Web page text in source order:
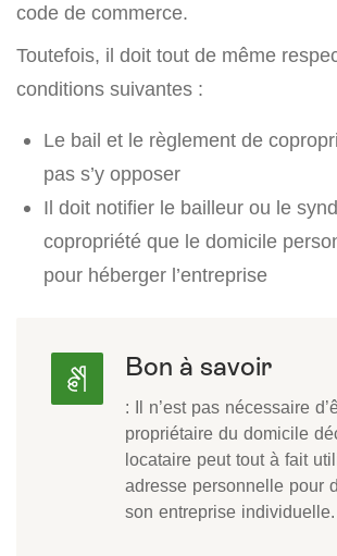
code de commerce.
Toutefois, il doit tout de même
conditions suivantes :
Le bail et le règlement de
pas s’y opposer
Il doit notifier le bailleur ou le
copropriété que le domicile
pour héberger l’entreprise
Bon à savoir
: Il n’est pas nécessaire
propriétaire du domicile
locataire peut tout à fait
adresse personnelle pour
son entreprise individuelle.